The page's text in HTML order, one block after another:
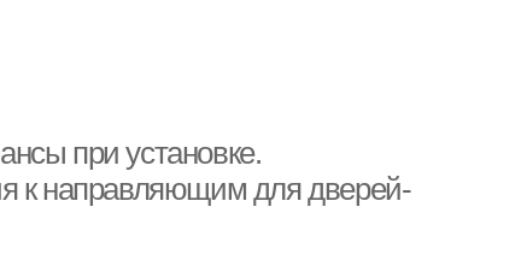
при установке.
к направляющим для дверей-